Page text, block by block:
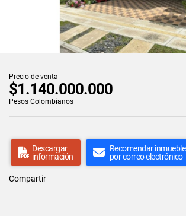
Precio de venta
$1.140.000.000
Pesos Colombianos
Descargar
información
Recomendar inmueble
por correo electrónico
Compartir